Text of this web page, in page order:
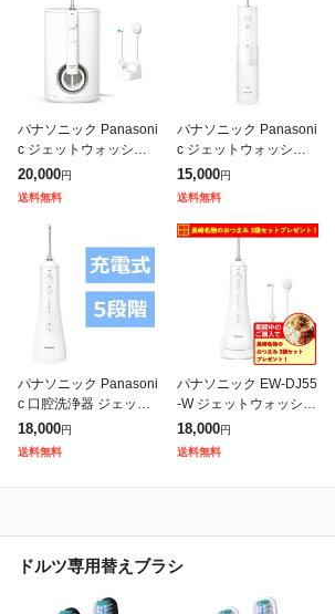
パナソニック Panasoni
c ジェットウォッシャ
ー ドルツ EW-DJ75-W
電動歯ブラシ ハブラシ
歯ブラシ
20,000円
送料無料
パナソニック Panasoni
c ジェットウォッシャ
ー ドルツ EW-DJ42-W
15,000円
送料無料
パナソニック Panasoni
c 口腔洗浄器 ジェット
ウォッシャー ドルツ 超
音波水流モデル AC100
-240V (国内・海外
18,000円
送料無料
パナソニック EW-DJ55
-W ジェットウォッシャ
ー ドルツ パナソニック
白
18,000円
送料無料
ドルツ専用替えブラシ